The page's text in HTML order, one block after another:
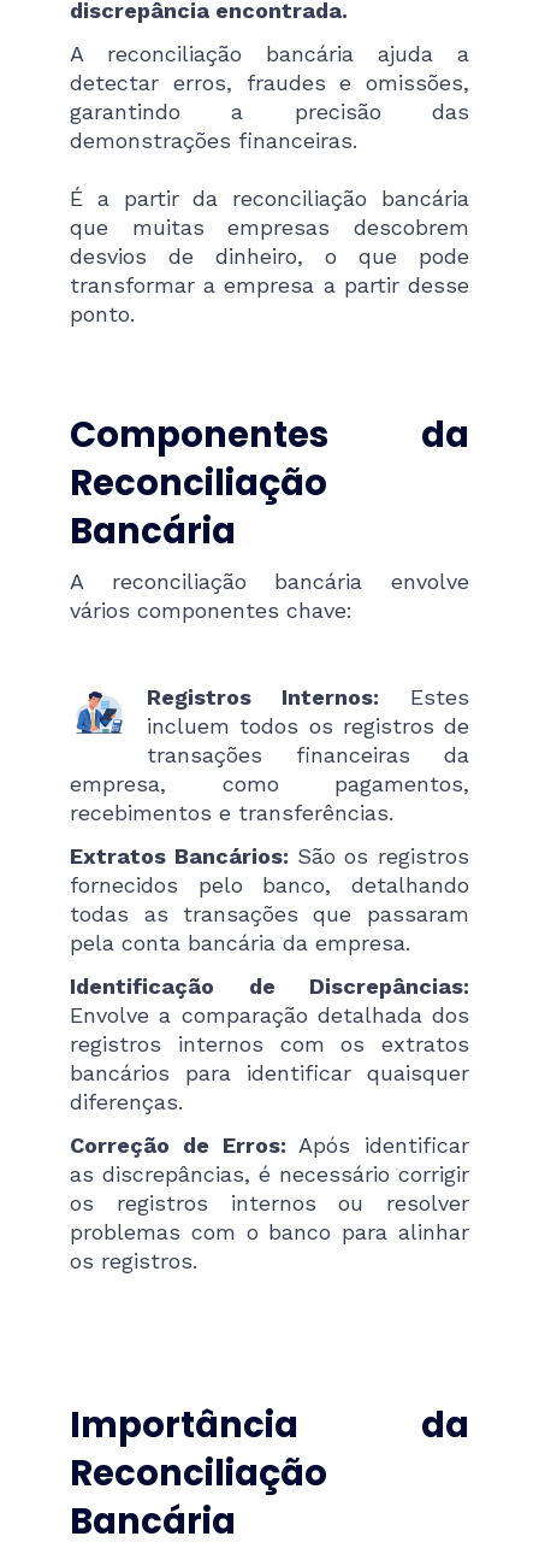
discrepância encontrada.
A reconciliação bancária ajuda a
detectar erros, fraudes e omissões,
garantindo a precisão das
demonstrações financeiras.
É a partir da reconciliação bancária
que muitas empresas descobrem
desvios de dinheiro, o que pode
transformar a empresa a partir desse
ponto.
Componentes da
Reconciliação
Bancária
A reconciliação bancária envolve
vários componentes chave:
Registros Internos: Estes
incluem todos os registros de
transações financeiras da
empresa, como pagamentos,
recebimentos e transferências.
Extratos Bancários: São os registros
fornecidos pelo banco, detalhando
todas as transações que passaram
pela conta bancária da empresa.
Identificação de Discrepâncias:
Envolve a comparação detalhada dos
registros internos com os extratos
bancários para identificar quaisquer
diferenças.
Correção de Erros: Após identificar
as discrepâncias, é necessário corrigir
os registros internos ou resolver
problemas com o banco para alinhar
os registros.
Importância da
Reconciliação
Bancária